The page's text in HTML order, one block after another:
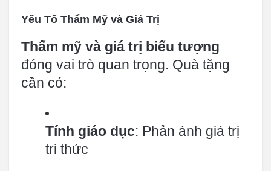
Yếu Tố Thẩm Mỹ và Giá Trị
Thẩm mỹ và giá trị biểu tượng
đóng vai trò quan trọng. Quà tặng
cần có:
Tính giáo dục: Phản ánh giá trị
tri thức